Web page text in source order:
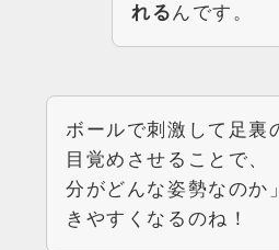
れるんです。
ボールで刺激して足裏
目覚めさせることで、
分がどんな姿勢なのか
きやすくなるのね！